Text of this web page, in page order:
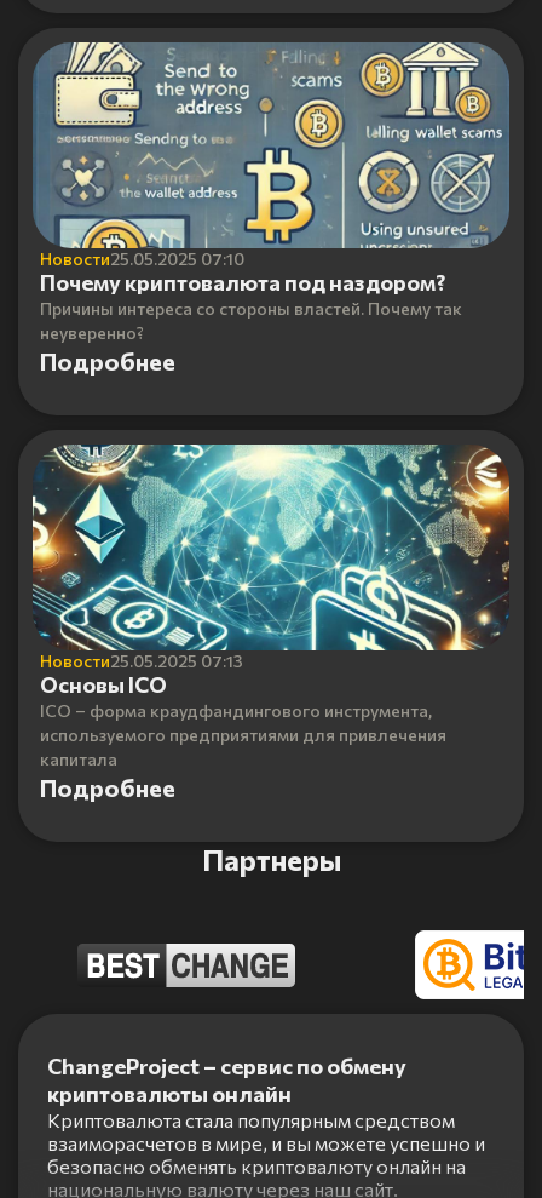
Новости25.05.2025 07:10
Почему криптовалюта под наздором?
Причины интереса со стороны властей. Почему так
неуверенно?
Подробнее
Новости25.05.2025 07:13
Основы ICO
ICO – форма краудфандингового инструмента,
используемого предприятиями для привлечения
капитала
Подробнее
Партнеры
ChangeProject – сервис по обмену
криптовалюты онлайн
Криптовалюта стала популярным средством
взаиморасчетов в мире, и вы можете успешно и
безопасно обменять криптовалюту онлайн на
национальную валюту через наш сайт.